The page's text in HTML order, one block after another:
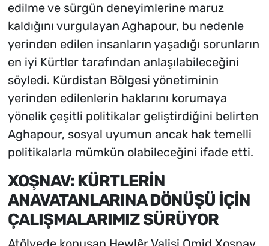
edilme ve sürgün deneyimlerine maruz
kaldığını vurgulayan Aghapour, bu nedenle
yerinden edilen insanların yaşadığı sorunların
en iyi Kürtler tarafından anlaşılabileceğini
söyledi. Kürdistan Bölgesi yönetiminin
yerinden edilenlerin haklarını korumaya
yönelik çeşitli politikalar geliştirdiğini belirten
Aghapour, sosyal uyumun ancak hak temelli
politikalarla mümkün olabileceğini ifade etti.
XOŞNAV: KÜRTLERİN
ANAVATANLARINA DÖNÜŞÜ İÇİN
ÇALIŞMALARIMIZ SÜRÜYOR